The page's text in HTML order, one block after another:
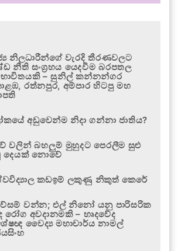
නිලධාරීන්ගේ වැරදි තීරණවලට
නීති සංග්‍රහය යෙදවීම බරපතල
– සුනිල් කන්නන්ගර
රත්නපුර, අම්පාර හිටපු මහ
අඩුවෙන්ම නිදා ගන්නා ජාතිය?
වලින් බහලුම් මුහුදට පෙරලීම සුළු
දෙයක් නොවේ
කඩඉම් ලකුණු නිකුත් කෙරේ
වන්න; එල් නිනෝ යනු පාරිසරික
රෝග අවදානමකි – හෘදවේද
වෛද්‍ය මහාචාර්ය නාමල්